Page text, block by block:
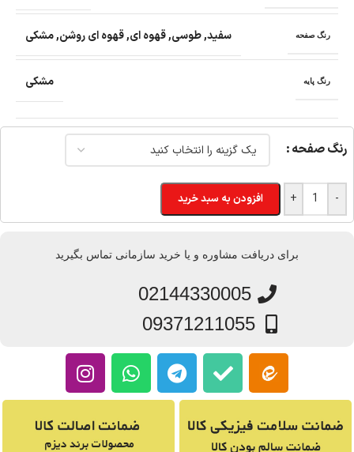
رنگ صفحه سفید,طوسی,قهوه ای,قهوه ای روشن,مشکی
رنگ پایه مشکی
رنگ صفحه
-
+ افزودن به سبد خرید
برای دریافت مشاوره و یا خرید سازمانی تماس بگیرید
02144330005
09371211055